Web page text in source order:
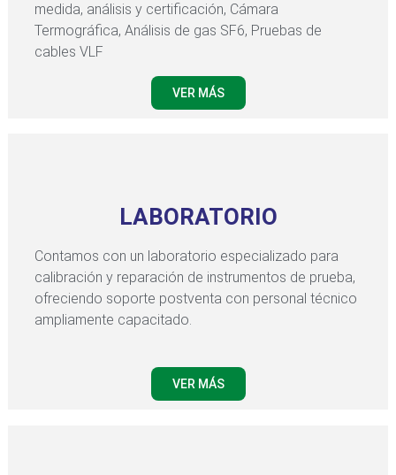
medida, análisis y certificación, Cámara
Termográfica, Análisis de gas SF6, Pruebas de
cables VLF
VER MÁS
LABORATORIO
Contamos con un laboratorio especializado para
calibración y reparación de instrumentos de prueba,
ofreciendo soporte postventa con personal técnico
ampliamente capacitado.
VER MÁS